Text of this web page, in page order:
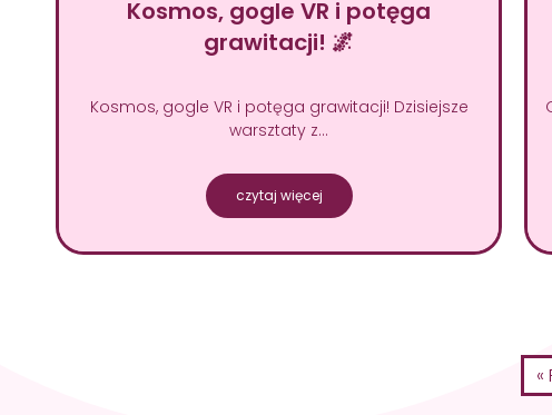
Kosmos, gogle VR i potęga
grawitacji! 🌌
Kosmos, gogle VR i potęga grawitacji! Dzisiejsze
warsztaty z…
czytaj więcej
«